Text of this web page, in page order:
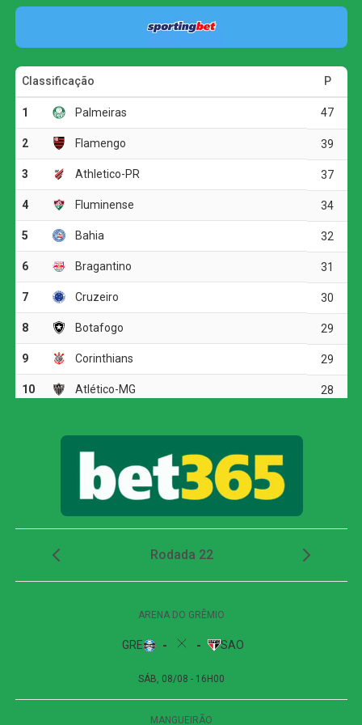
Com o resultado, o Palmeiras segue na competição e
aguarda a definição do adversário das quartas de final,
que será conhecido em sorteio promovido pela
Confederação Brasileira de Futebol (CBF) na próxima
terça-feira, às 11h (de Brasília), na sede da entidade, no
Rio de Janeiro. Na ocasião, também serão sorteados os
mandos de campo dos confrontos.
O jogo
Carlos Miguel a trabalhar. Maílton avançou pela direita e
cruzou para Welliton, que finalizou de dentro da pequena
área, com o goleiro do Palmeiras espalmando. Na
sequência, Pierre pegou a sobra e chutou para fora.
Pouco depois, o Leão voltou a chegar com Rodriguinho,
que arriscou da entrada da área, mas mandou para fora.
Do outro lado, o Palmeiras tentava responder nos contra-
ataques, sem conseguir ser efetivo.
mandou para fora. O Fortaleza abriu o placar aos 33
minutos. Rodriguinho acionou Miritello, que ajeitou a bola
e bateu de fora da área, buscando o ângulo, sem chance
Antes do intervalo, Flaco López igualou para o Palmeiras.
Felipe Anderson recebeu pela direita, deixou Fuentes no
chão e cruzou na área para o argentino mandar para o
respondeu e voltou à frente. Maílton bateu cruzado e viu